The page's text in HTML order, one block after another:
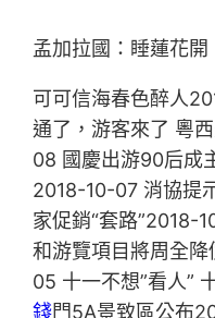
孟加拉國：睡蓮花開
可可信海春色醉人
通了，游客來了 粵
08 國慶出游90后成
2018-10-07 消協提
家促銷“套路”2018-
和游覽項目將周全
05 十一不想”看人”
錢門5A景致區公布